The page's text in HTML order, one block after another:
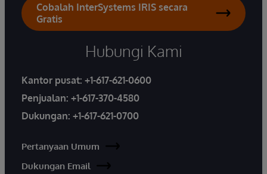
Cobalah InterSystems IRIS secara
Gratis
Hubungi Kami
Kantor pusat: +1-617-621-0600
Penjualan: +1-617-370-4580
Dukungan: +1-617-621-0700
Pertanyaan Umum
Dukungan Email